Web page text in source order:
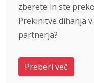
zberete in ste
Prekinitve dihanja
partnerja?
Preberi več